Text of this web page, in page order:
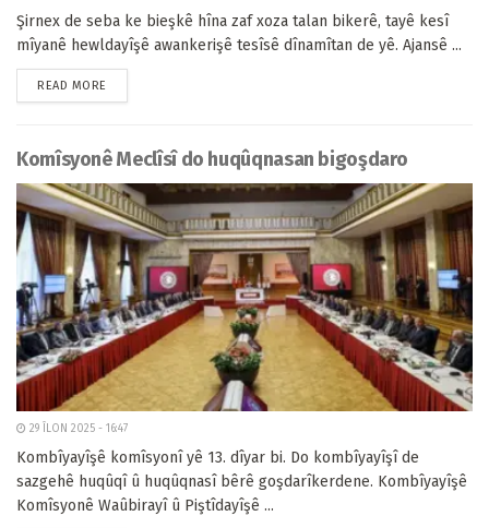
Şirnex de seba ke bieşkê hîna zaf xoza talan bikerê, tayê kesî
mîyanê hewldayîşê awankerişê tesîsê dînamîtan de yê. Ajansê ...
READ MORE
Komîsyonê Meclîsî do huqûqnasan bigoşdaro
29 ÎLON 2025 - 16:47
Kombîyayîşê komîsyonî yê 13. dîyar bi. Do kombîyayîşî de
sazgehê huqûqî û huqûqnasî bêrê goşdarîkerdene. Kombîyayîşê
Komîsyonê Waûbirayî û Piştîdayîşê ...